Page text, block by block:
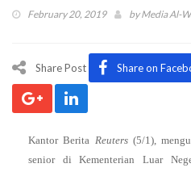
February 20, 2019 byMedia Al-
Share Post Share on
Kantor Berita Reuters(5/1),
senior di Kementerian Luar